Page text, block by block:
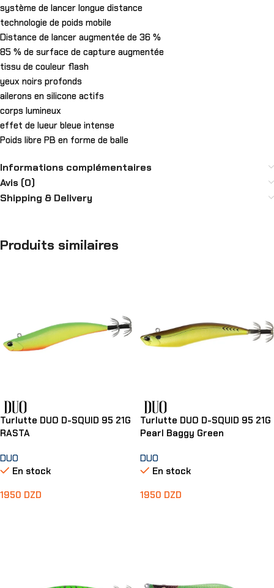
système de lancer longue distance
technologie de poids mobile
Distance de lancer augmentée de 36 %
85 % de surface de capture augmentée
tissu de couleur flash
yeux noirs profonds
ailerons en silicone actifs
corps lumineux
effet de lueur bleue intense
Poids libre PB en forme de balle
Informations complémentaires
Avis (0)
Shipping & Delivery
Produits similaires
Turlutte DUO D-SQUID 95 21G
RASTA
DUO
En stock
1950 DZD
Turlutte DUO D-SQUID 95 21G
Pearl Baggy Green
DUO
En stock
1950 DZD